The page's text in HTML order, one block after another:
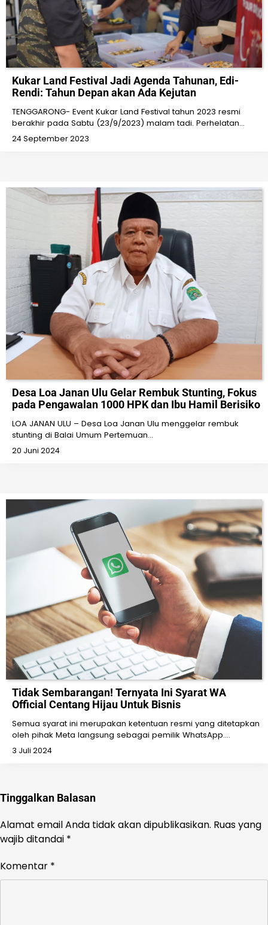
Kukar Land Festival Jadi Agenda Tahunan, Edi-
Rendi: Tahun Depan akan Ada Kejutan
TENGGARONG- Event Kukar Land Festival tahun 2023 resmi
berakhir pada Sabtu (23/9/2023) malam tadi. Perhelatan…
24 September 2023
Desa Loa Janan Ulu Gelar Rembuk Stunting, Fokus
pada Pengawalan 1000 HPK dan Ibu Hamil Berisiko
LOA JANAN ULU – Desa Loa Janan Ulu menggelar rembuk
stunting di Balai Umum Pertemuan…
20 Juni 2024
Tidak Sembarangan! Ternyata Ini Syarat WA
Official Centang Hijau Untuk Bisnis
Semua syarat ini merupakan ketentuan resmi yang ditetapkan
oleh pihak Meta langsung sebagai pemilik WhatsApp.…
3 Juli 2024
Tinggalkan Balasan
Alamat email Anda tidak akan dipublikasikan. Ruas yang
wajib ditandai *
Komentar *